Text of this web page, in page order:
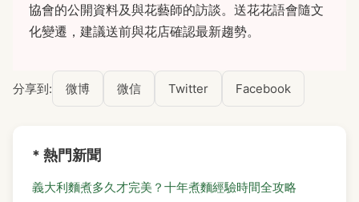
協會的公開資料及與花藝師的訪談。送花花語會隨文
化變遷，建議送前與花店確認最新趨勢。
分享到: 微博 微信 Twitter Facebook
* 熱門新聞
義大利麵煮多久才完美？十年煮麵經驗時間全攻略